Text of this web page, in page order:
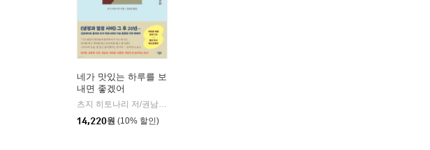
네가 맛있는 하루를 보
내면 좋겠어
츠지 히토나리 저/권남희 역
14,220원 (10% 할인)